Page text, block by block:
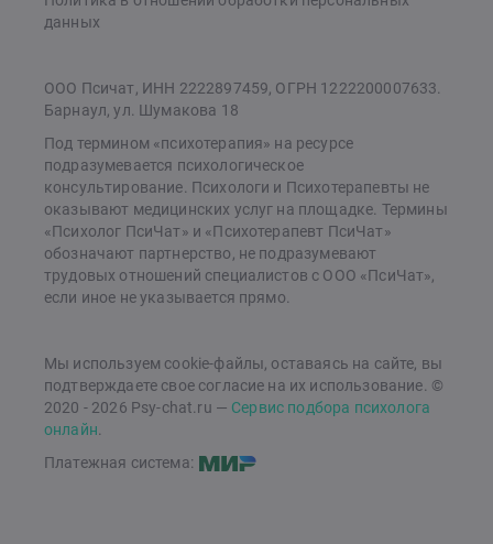
данных
ООО Псичат, ИНН 2222897459, ОГРН 1222200007633.
Барнаул, ул. Шумакова 18
Под термином «психотерапия» на ресурсе
подразумевается психологическое
консультирование. Психологи и Психотерапевты не
оказывают медицинских услуг на площадке. Термины
«Психолог ПсиЧат» и «Психотерапевт ПсиЧат»
обозначают партнерство, не подразумевают
трудовых отношений специалистов с ООО «ПсиЧат»,
если иное не указывается прямо.
Мы используем cookie-файлы, оставаясь на сайте, вы
подтверждаете свое согласие на их использование. ©
2020 - 2026 Psy-chat.ru — Сервис подбора психолога
онлайн
Платежная система: